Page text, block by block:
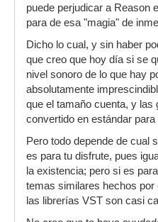
puede perjudicar a Reason
para de esa "magia" de
Dicho lo cual, y sin haber
que creo que hoy día si se
nivel sonoro de lo que hay
absolutamente
que el tamaño cuenta, y las
convertido en estándar
Pero todo depende de cual
es para tu disfrute, pues
la existencia; pero si es
temas similares hechos
las librerías VST son casi